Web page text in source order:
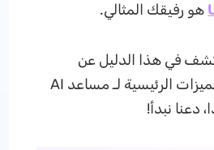
هو رفيقك المثالي.
في هذا الدليل عن
خطوات استخدام الميزات الرئيسية لـ مساعد AI